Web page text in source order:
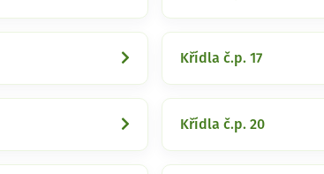
Křídla č.p. 17
Křídla č.p. 20